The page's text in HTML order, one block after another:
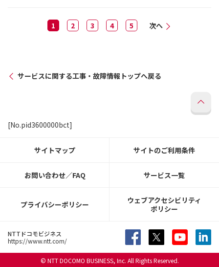
1 2 3 4 5 次へ
サービスに関する工事・故障情報トップへ戻る
[No.pid3600000bct]
サイトマップ サイトのご利用条件
お問い合わせ／FAQ サービス一覧
プライバシーポリシー
ウェブアクセシビリティ
ポリシー
NTTドコモビジネス
https://www.ntt.com/
© NTT DOCOMO BUSINESS, Inc. All Rights Reserved.